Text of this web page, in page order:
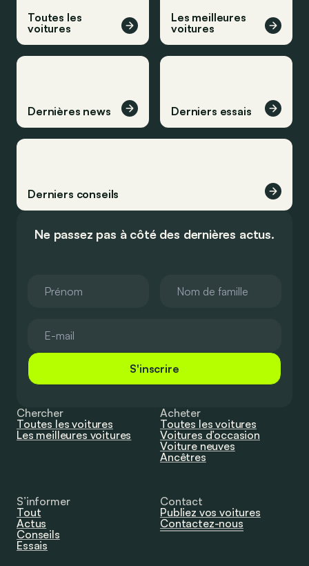
Toutes les
voitures
Les meilleures
voitures
Dernières news Derniers essais
Derniers conseils
Ne passez pas à côté des dernières actus.
S'inscrire
Chercher
Toutes les voitures
Les meilleures voitures
Acheter
Toutes les voitures
Voitures d’occasion
Voiture neuves
Ancêtres
S’informer
Tout
Actus
Conseils
Essais
Contact
Publiez vos voitures
Contactez-nous